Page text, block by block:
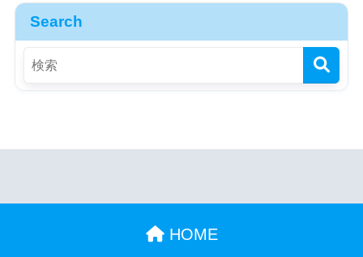
Search
HOME